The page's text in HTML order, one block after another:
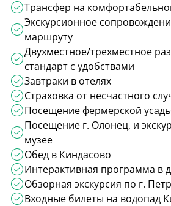
Трансфер на
Экскурсионное
маршруту
Двухместное/трехместное
стандарт с удобствами
Завтраки в отелях
Страховка от несчастного
Посещение фермерской
Посещение г. Олонец, и
музее
Обед в Киндасово
Интерактивная программа в
Обзорная экскурсия по г.
Входные билеты на водопад